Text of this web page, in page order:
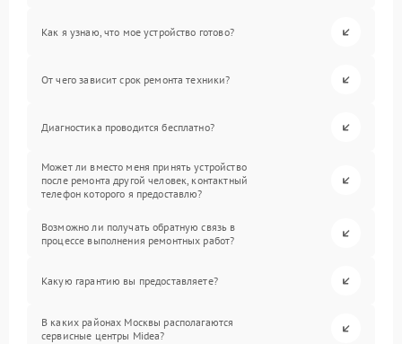
Как я узнаю, что мое устройство готово?
От чего зависит срок ремонта техники?
Диагностика проводится бесплатно?
Может ли вместо меня принять устройство
после ремонта другой человек, контактный
телефон которого я предоставлю?
Возможно ли получать обратную связь в
процессе выполнения ремонтных работ?
Какую гарантию вы предоставляете?
В каких районах Москвы располагаются
сервисные центры Midea?